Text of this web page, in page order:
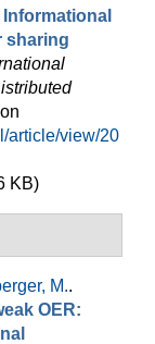
sharing
article/view/20
KB)
M..
OER: